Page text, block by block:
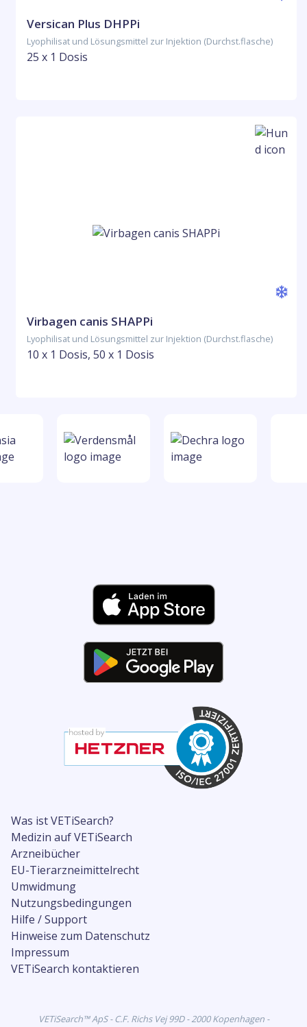
Versican Plus DHPPi
Lyophilisat und Lösungsmittel zur Injektion (Durchst.flasche)
25 x 1 Dosis
Virbagen canis SHAPPi
Lyophilisat und Lösungsmittel zur Injektion (Durchst.flasche)
10 x 1 Dosis, 50 x 1 Dosis
Was ist VETiSearch?
Medizin auf VETiSearch
Arzneibücher
EU-Tierarzneimittelrecht
Umwidmung
Nutzungsbedingungen
Hilfe / Support
Hinweise zum Datenschutz
Impressum
VETiSearch kontaktieren
VETiSearch™ ApS - C.F. Richs Vej 99D - 2000 Kopenhagen -